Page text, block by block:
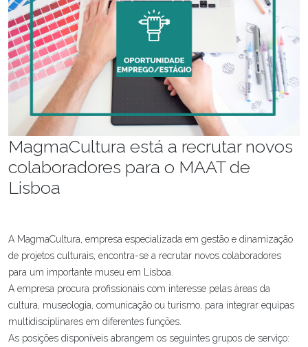
MagmaCultura está a recrutar novos
colaboradores para o MAAT de
Lisboa
A MagmaCultura, empresa especializada em gestão e dinamização
de projetos culturais, encontra-se a recrutar novos colaboradores
para um importante museu em Lisboa.
A empresa procura profissionais com interesse pelas áreas da
cultura, museologia, comunicação ou turismo, para integrar equipas
multidisciplinares em diferentes funções.
As posições disponíveis abrangem os seguintes grupos de serviço: